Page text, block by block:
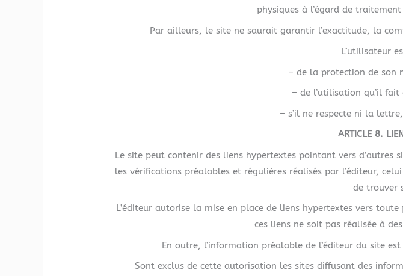
physiques à l’égard de
Par ailleurs, le site ne saurait garantir l’exactitude, la
L’utilisateur
– de la protection de son
– de l’utilisation qu’il fait
– s’il ne respecte ni la
ARTICLE 8.
Le site peut contenir des liens hypertextes pointant vers d’autres
les vérifications préalables et régulières réalisés par l’éditeur,
de trouver
L’éditeur autorise la mise en place de liens hypertextes vers
ces liens ne soit pas réalisée à
En outre, l’information préalable de l’éditeur du site
Sont exclus de cette autorisation les sites diffusant des